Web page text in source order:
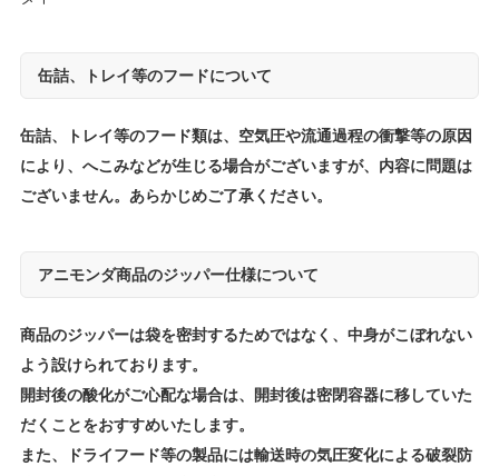
缶詰、トレイ等のフードについて
缶詰、トレイ等のフード類は、空気圧や流通過程の衝撃等の原因
により、へこみなどが生じる場合がございますが、内容に問題は
ございません。あらかじめご了承ください。
アニモンダ商品のジッパー仕様について
商品のジッパーは袋を密封するためではなく、中身がこぼれない
よう設けられております。
開封後の酸化がご心配な場合は、開封後は密閉容器に移していた
だくことをおすすめいたします。
また、ドライフード等の製品には輸送時の気圧変化による破裂防